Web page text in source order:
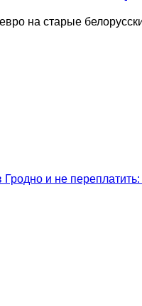
на старые
Гродно и не